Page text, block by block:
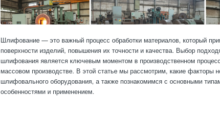
Шлифование — это важный процесс обработки материалов, который
поверхности изделий, повышения их точности и качества. Выбор
шлифования является ключевым моментом в производственном
массовом производстве. В этой статье мы рассмотрим, какие факторы
шлифовального оборудования, а также познакомимся с основными
особенностями и применением.